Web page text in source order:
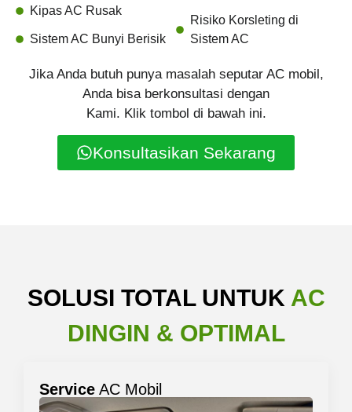
Kipas AC Rusak
Sistem AC Bunyi Berisik
Risiko Korsleting di
Sistem AC
Jika Anda butuh punya masalah seputar AC mobil,
Anda bisa berkonsultasi dengan
Kami. Klik tombol di bawah ini.
Konsultasikan Sekarang
SOLUSI TOTAL UNTUK AC
DINGIN & OPTIMAL
Service AC Mobil